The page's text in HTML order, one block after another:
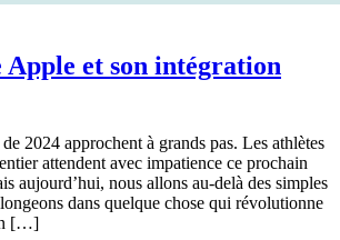
Apple et son intégration
2024 approchent à grands pas. Les athlètes
attendent avec impatience ce prochain
aujourd’hui, nous allons au-delà des simples
dans quelque chose qui révolutionne
[…]